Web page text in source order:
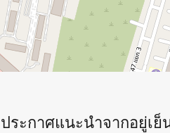
ประกาศแนะนำจากอยู่เย็